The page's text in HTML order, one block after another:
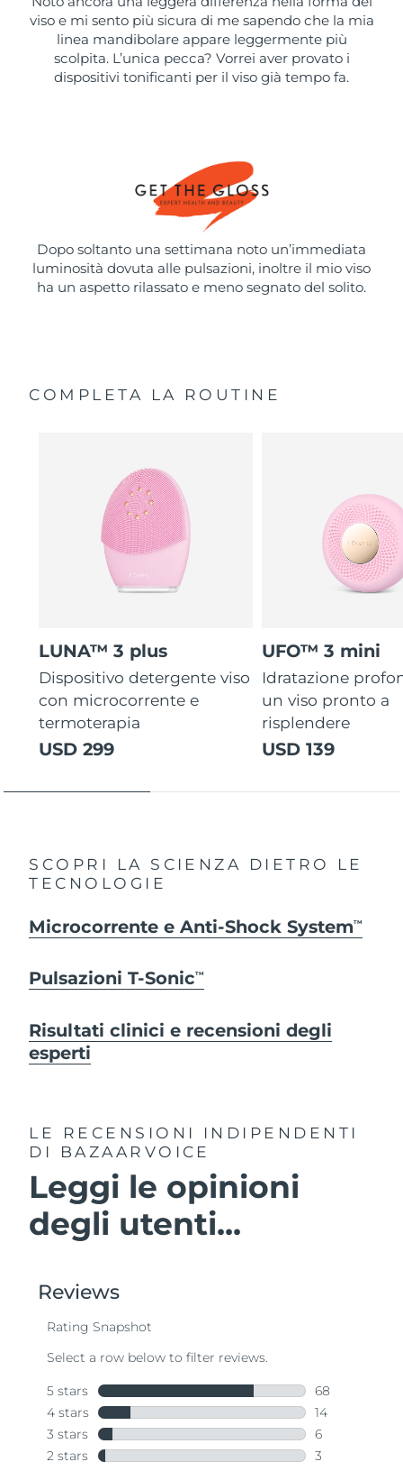
viso e mi sento più sicura di me sapendo che la mia
linea mandibolare appare leggermente più
scolpita. L’unica pecca? Vorrei aver provato i
dispositivi tonificanti per il viso già tempo fa.
Dopo soltanto una settimana noto un’immediata
luminosità dovuta alle pulsazioni, inoltre il mio viso
ha un aspetto rilassato e meno segnato del solito.
COMPLETA LA ROUTINE
LUNA™ 3 plus
Dispositivo detergente viso
con microcorrente e
termoterapia
USD 299
UFO™ 3 mini
Idratazione
un viso pronto a
risplendere
USD 139
SCOPRI LA SCIENZA DIETRO LE
TECNOLOGIE
Microcorrente e Anti-Shock SystemTM
Pulsazioni T-SonicTM
Risultati clinici e recensioni degli
esperti
LE RECENSIONI INDIPENDENTI
DI BAZAARVOICE
Leggi le opinioni
degli utenti...